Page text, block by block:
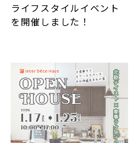
ライフスタイルイベント
を開催しました！